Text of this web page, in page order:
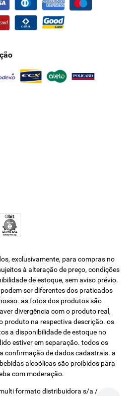
exclusivamente, para compras no
à alteração de preço, condições
de estoque, sem aviso prévio.
ser diferentes dos praticados
as fotos dos produtos são
divergência com o produto real,
produto na respectiva descrição. os
a disponibilidade de estoque no
estiver em separação. todos os
confirmação de dados cadastrais. a
alcoólicas são proibidos para
com moderação.
formato distribuidora s/a / cnpj: